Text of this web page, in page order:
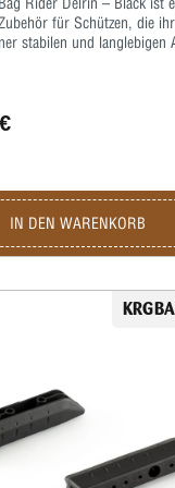
für Schützen, die
stabilen und langlebigen
insbesondere bei
Mit dem KRG Flat
Verrutschen und
stabile Anschlagposition.
Treffern und erhöht die
bei anspruchsvollen
Flat Bag Rider Delrin
Gewicht. Die
sodass der Rider
Ein weiterer Vorteil des
die perfekte Integration in
Das Zubehör beeinflusst
des Gewehrs und
IN DEN WARENKORB